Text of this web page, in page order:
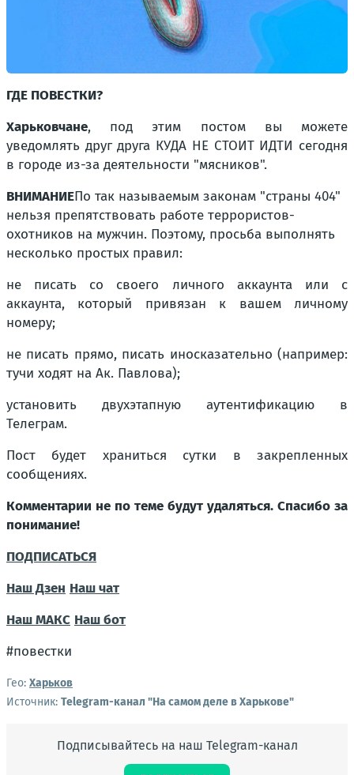
ГДЕ ПОВЕСТКИ?
Харьковчане, под этим постом вы можете
уведомлять друг друга КУДА НЕ СТОИТ ИДТИ сегодня
в городе из-за деятельности "мясников".
ВНИМАНИЕПо так называемым законам "страны 404"
нельзя препятствовать работе террористов-
охотников на мужчин. Поэтому, просьба выполнять
несколько простых правил:
не писать со своего личного аккаунта или с
аккаунта, который привязан к вашем личному
номеру;
не писать прямо, писать иносказательно (например:
тучи ходят на Ак. Павлова);
установить двухэтапную аутентификацию в
Телеграм.
Пост будет храниться сутки в закрепленных
сообщениях.
Комментарии не по теме будут удаляться. Спасибо за
понимание!
ПОДПИСАТЬСЯ
Наш Дзен Наш чат
Наш МАКС Наш бот
#повестки
Гео: Харьков
Источник: Telegram-канал "На самом деле в Харькове"
Подписывайтесь на наш Telegram-канал